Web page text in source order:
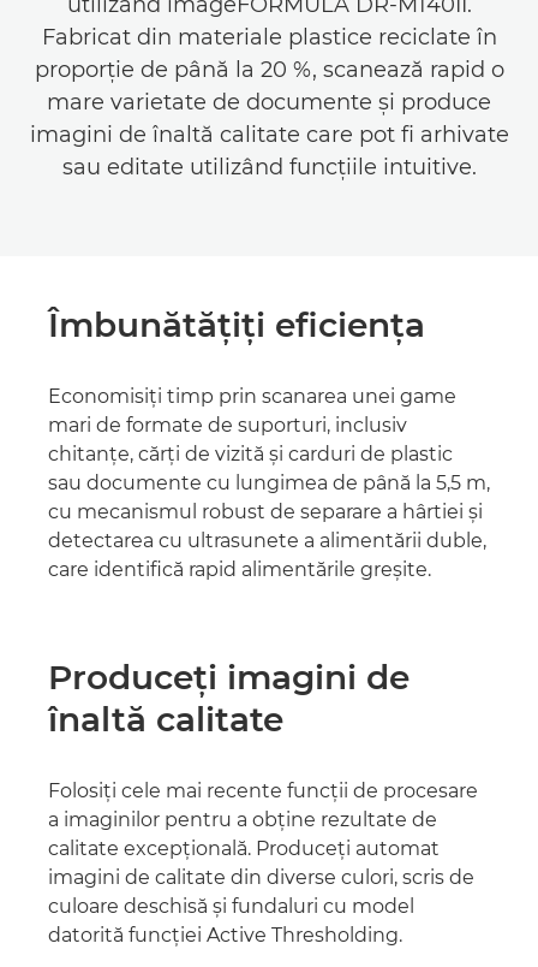
Fabricat din materiale plastice reciclate în
proporţie de până la 20 %, scanează rapid o
mare varietate de documente şi produce
imagini de înaltă calitate care pot fi arhivate
sau editate utilizând funcţiile intuitive.
Îmbunătăţiţi eficienţa
Economisiţi timp prin scanarea unei game
mari de formate de suporturi, inclusiv
chitanţe, cărţi de vizită şi carduri de plastic
sau documente cu lungimea de până la 5,5 m,
cu mecanismul robust de separare a hârtiei şi
detectarea cu ultrasunete a alimentării duble,
care identifică rapid alimentările greşite.
Produceţi imagini de
înaltă calitate
Folosiţi cele mai recente funcţii de procesare
a imaginilor pentru a obţine rezultate de
calitate excepţională. Produceţi automat
imagini de calitate din diverse culori, scris de
culoare deschisă şi fundaluri cu model
datorită funcţiei Active Thresholding.